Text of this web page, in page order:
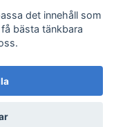
det innehåll som
bästa tänkbara